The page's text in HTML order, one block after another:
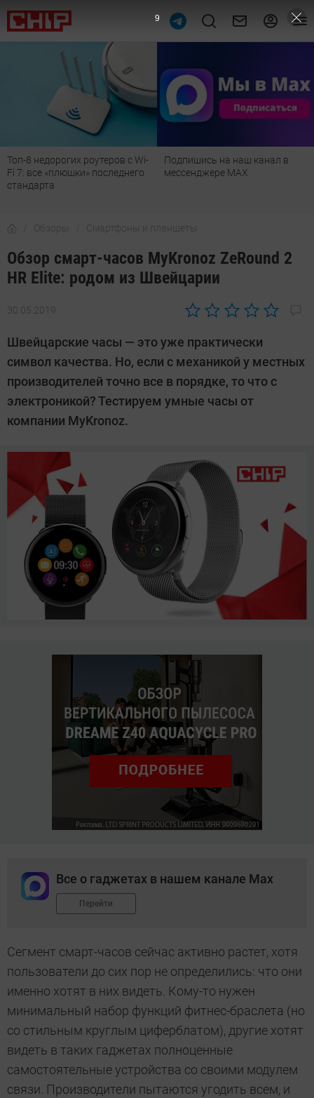
с Wi-
Подпишись на наш канал в
мессенджере МАХ
Рейтинг
лучшие модели для
Обзоры Смартфоны и планшеты
Обзор смарт-часов MyKronoz ZeRound 2
HR Elite: родом из Швейцарии
30.05.2019
Автор:
Дмитриева
Швейцарские часы — это уже практически
символ качества. Но, если с механикой у местных
производителей точно все в порядке, то что с
электроникой? Тестируем умные часы от
компании MyKronoz.
Все о гаджетах в нашем канале Max
Перейти
Сегмент смарт-часов сейчас активно растет, хотя
пользователи до сих пор не определились: что они
именно хотят в них видеть. Кому-то нужен
минимальный набор функций фитнес-браслета (но
со стильным круглым циферблатом), другие хотят
видеть в таких гаджетах полноценные
самостоятельные устройства со своими модулем
связи. Производители пытаются угодить всем, и
8